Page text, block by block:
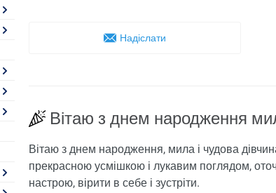
Надіслати
Вітаю з днем народження
Вітаю з днем народження, мила і чудова
прекрасною усмішкою і лукавим поглядом,
настрою, вірити в себе і зустріти.